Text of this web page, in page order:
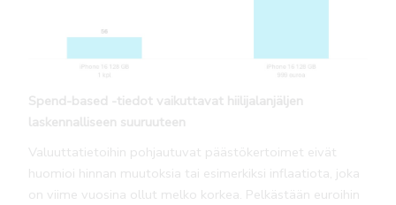
Spend-based -tiedot vaikuttavat hiilijalanjäljen
laskennalliseen suuruuteen
Valuuttatietoihin pohjautuvat päästökertoimet eivät
huomioi hinnan muutoksia tai esimerkiksi inflaatiota, joka
on viime vuosina ollut melko korkea. Pelkästään euroihin